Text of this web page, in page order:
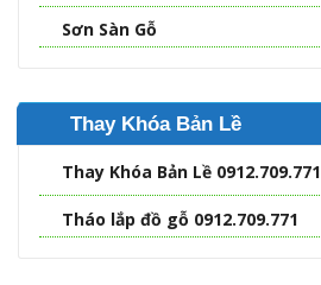
Sơn Sàn Gỗ
Thay Khóa Bản Lề
Thay Khóa Bản Lề 0912.709.771
Tháo lắp đồ gỗ 0912.709.771